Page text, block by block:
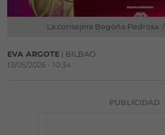
La consejera Begoña Pedrosa. /
EVA ARGOTE | BILBAO
13/05/2026 • 10:34
PUBLICIDAD